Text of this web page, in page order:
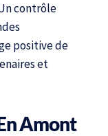
contrôle
positive de
et
Amont